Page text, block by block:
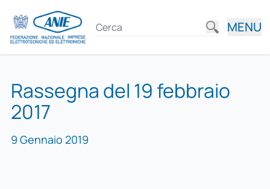
MENU
Rassegna del 19 febbraio
2017
9 Gennaio 2019